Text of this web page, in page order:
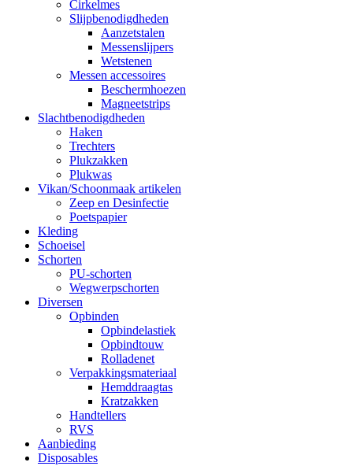
Cirkelmes
Slijpbenodigdheden
Aanzetstalen
Messenslijpers
Wetstenen
Messen accessoires
Beschermhoezen
Magneetstrips
Slachtbenodigdheden
Haken
Trechters
Plukzakken
Plukwas
Vikan/Schoonmaak artikelen
Zeep en Desinfectie
Poetspapier
Kleding
Schoeisel
Schorten
PU-schorten
Wegwerpschorten
Diversen
Opbinden
Opbindelastiek
Opbindtouw
Rolladenet
Verpakkingsmateriaal
Hemddraagtas
Kratzakken
Handtellers
RVS
Aanbieding
Disposables